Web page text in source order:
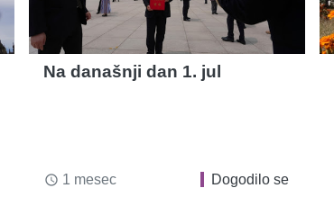
Na današnji dan 1. jul
access_time 1 mesec Dogodilo se